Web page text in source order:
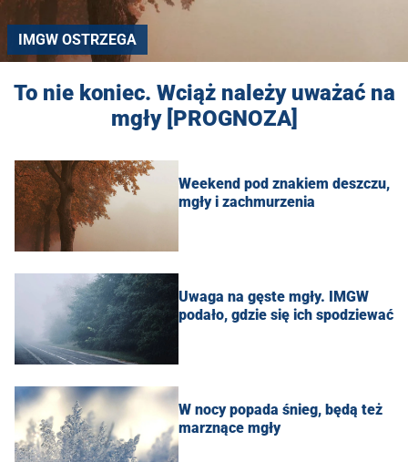
IMGW OSTRZEGA
To nie koniec. Wciąż należy uważać na
mgły [PROGNOZA]
Weekend pod znakiem deszczu,
mgły i zachmurzenia
Uwaga na gęste mgły. IMGW
podało, gdzie się ich spodziewać
W nocy popada śnieg, będą też
marznące mgły